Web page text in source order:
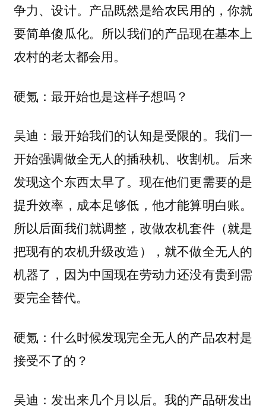
争力、设计。产品既然是给农民用的，你就
要简单傻瓜化。 所以我们的产品现在基本上
农村的老太都会用。
硬氪：最开始也是这样子想吗？
吴迪：最开始我们的认知是受限的。我们一
开始强调做全无人的插秧机、收割机。后来
发现这个东西太早了。现在他们更需要的是
提升效率，成本足够低，他才能算明白账。
所以后面我们就调整，改做农机套件（就是
把现有的农机升级改造），就不做全无人的
机器了，因为中国现在劳动力还没有贵到需
要完全替代。
硬氪：什么时候发现完全无人的产品农村是
接受不了的？
吴迪：发出来几个月以后。我的产品研发出